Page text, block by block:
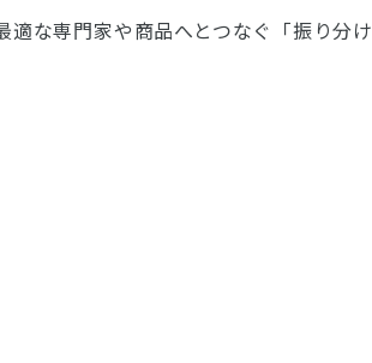
な専門家や商品へとつなぐ「振り分け